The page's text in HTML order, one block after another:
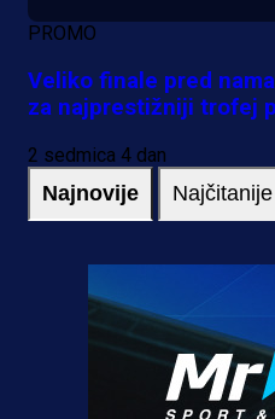
PROMO
Veliko finale pred
za najprestižniji trofej
2 sedmica 4 dan
Najnovije Najčitanije